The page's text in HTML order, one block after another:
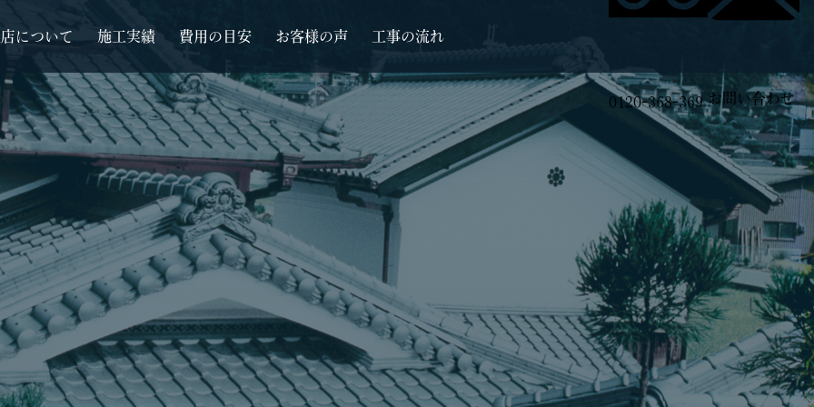
について 施工実績 費用の目安 お客様の声 工事の流れ
0120-368-369 お問い合わせ